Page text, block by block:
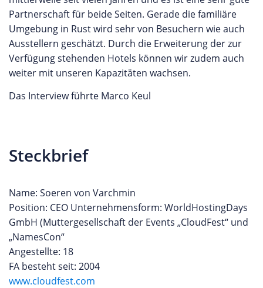
Partnerschaft für beide Seiten. Gerade die familiäre
Umgebung in Rust wird sehr von Besuchern wie auch
Ausstellern geschätzt. Durch die Erweiterung der zur
Verfügung stehenden Hotels können wir zudem auch
weiter mit unseren Kapazitäten wachsen.
Das Interview führte Marco Keul
Steckbrief
Name: Soeren von Varchmin
Position: CEO Unternehmensform: WorldHostingDays
GmbH (Muttergesellschaft der Events „CloudFest“ und
„NamesCon“
Angestellte: 18
FA besteht seit: 2004
www.cloudfest.com